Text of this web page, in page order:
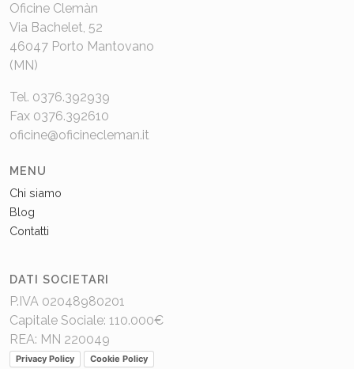
Oficine Clemàn
Via Bachelet, 52
46047 Porto Mantovano
(MN)
Tel. 0376.392939
Fax 0376.392610
oficine@oficinecleman.it
MENU
Chi siamo
Blog
Contatti
DATI SOCIETARI
P.IVA 02048980201
Capitale Sociale: 110.000€
REA: MN 220049
Privacy Policy Cookie Policy